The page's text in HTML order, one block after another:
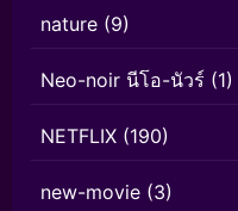
nature (9)
Neo-noir นีโอ-นัวร์ (1)
NETFLIX (190)
new-movie (3)